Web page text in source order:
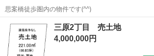
思案橋徒歩圏内の物件です(^^)
長崎 長崎市 崇福寺駅 土地販売/土地売買
三原2丁目 売土地
4,000,000円